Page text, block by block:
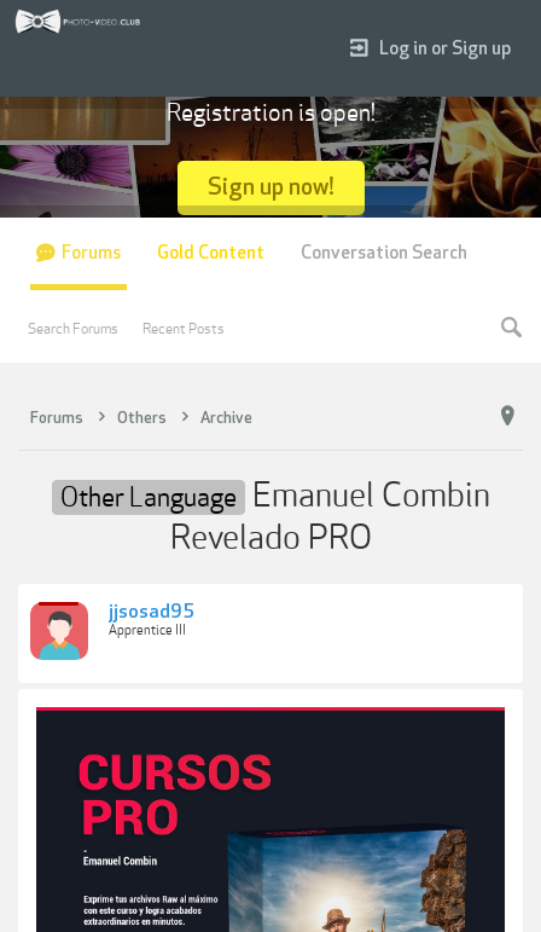
Forums Others Archive
Other Language Emanuel Combin
Revelado PRO
jjsosad95
Apprentice III
Log in or Sign up
Registration is open!
Sign up now!
Forums
Search Forums Recent Posts
Gold Content Conversation Search